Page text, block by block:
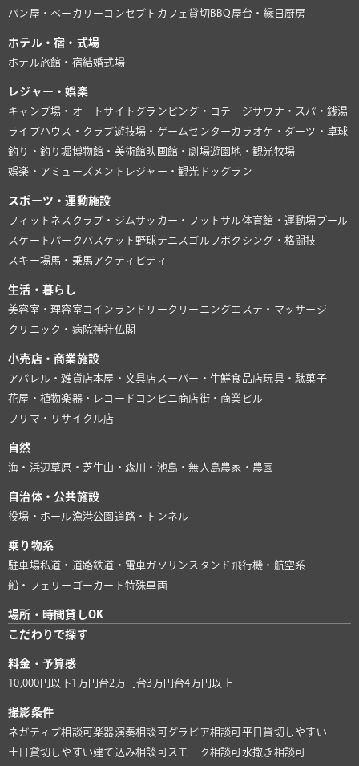
パン屋・ベーカリー コンセプトカフェ貸切BBQ 屋台・縁日 厨房
ホテル・宿・式場
ホテル旅館・宿結婚式場
レジャー・娯楽
キャンプ場・オートサイト グランピング・コテージサウナ・スパ・銭湯
ライブハウス・クラブ遊技場・ゲームセンターカラオケ・ダーツ・卓球
釣り・釣り堀博物館・美術館映画館・劇場遊園地・観光牧場
娯楽・アミューズメント レジャー・観光 ドッグラン
スポーツ・運動施設
フィットネスクラブ・ジム サッカー・フットサル体育館・運動場プール
スケートパーク バスケット 野球テニス ゴルフ ボクシング・格闘技
スキー場馬・乗馬アクティビティ
生活・暮らし
美容室・理容室 コインランドリー クリーニングエステ・マッサージ
クリニック・病院神社仏閣
小売店・商業施設
アパレル・雑貨店本屋・文具店 スーパー・生鮮食品店玩具・駄菓子
花屋・植物楽器・レコード コンビニ商店街・商業ビル
フリマ・リサイクル店
自然
海・浜辺 草原・芝生山・森川・池島・無人島農家・農園
自治体・公共施設
役場・ホール漁港公園 道路・トンネル
乗り物系
駐車場私道・道路鉄道・電車 ガソリンスタンド 飛行機・航空系
船・フェリー ゴーカート特殊車両
場所・時間貸しOK
こだわりで探す
料金・予算感
10,000円以下1万円台2万円台3万円台4万円以上
撮影条件
ネガティブ相談可楽器演奏相談可 グラビア相談可 平日貸切しやすい
土日貸切しやすい建て込み相談可 スモーク相談可 水撒き相談可